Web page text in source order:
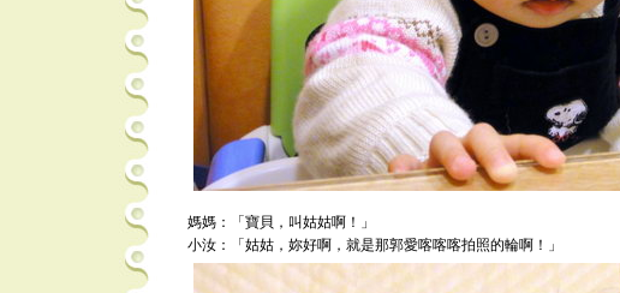
媽媽：「寶貝，叫姑姑啊！」
小汝：「姑姑，妳好啊，就是那郭愛喀喀喀拍照的輪啊！」